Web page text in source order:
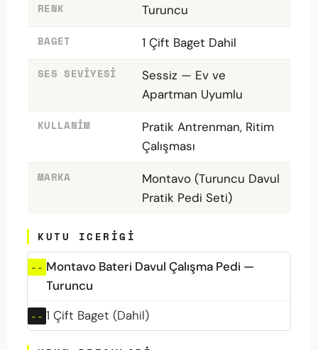
RENK Turuncu
BAGET 1 Çift Baget Dahil
SES SEVIYESI
Sessiz — Ev ve
Apartman Uyumlu
KULLANIM
Pratik Antrenman, Ritim
Çalışması
MARKA
Montavo (Turuncu Davul
Pratik Pedi Seti)
KUTU ICERIGI
Montavo Bateri Davul Çalışma Pedi —
Turuncu
1 Çift Baget (Dahil)